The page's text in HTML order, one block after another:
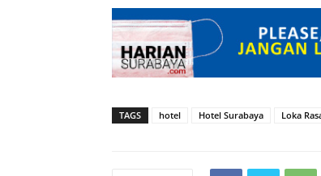
TAGS hotel Hotel Surabaya Loka